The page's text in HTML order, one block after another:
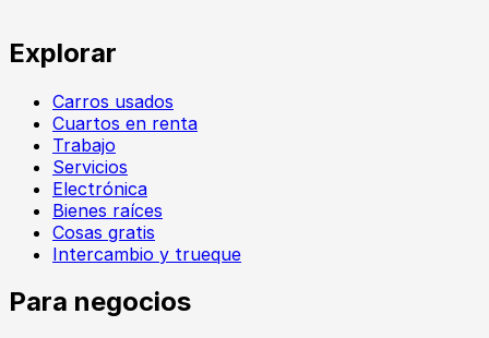
Explorar
Carros usados
Cuartos en renta
Trabajo
Servicios
Electrónica
Bienes raíces
Cosas gratis
Intercambio y trueque
Para negocios